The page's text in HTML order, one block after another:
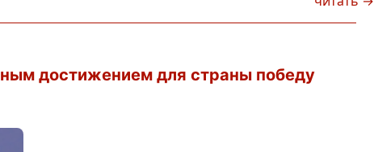
достижением для страны победу